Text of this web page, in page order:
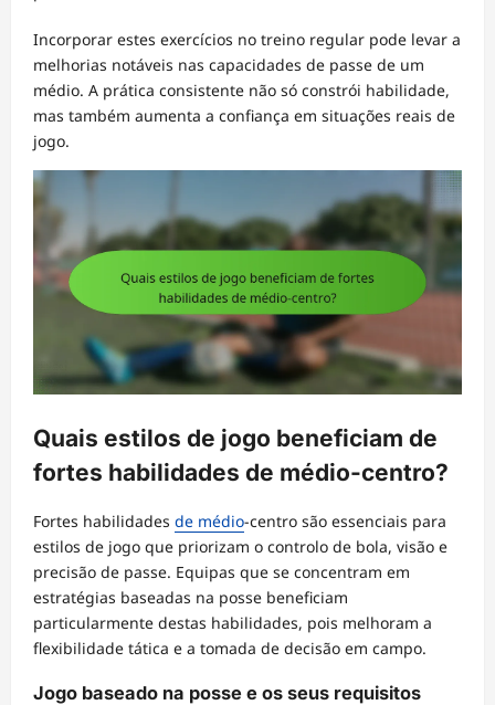
Incorporar estes exercícios no treino regular pode levar a
melhorias notáveis nas capacidades de passe de um
médio. A prática consistente não só constrói habilidade,
mas também aumenta a confiança em situações reais de
jogo.
Quais estilos de jogo beneficiam de
fortes habilidades de médio-centro?
Fortes habilidades de médio-centro são essenciais para
estilos de jogo que priorizam o controlo de bola, visão e
precisão de passe. Equipas que se concentram em
estratégias baseadas na posse beneficiam
particularmente destas habilidades, pois melhoram a
flexibilidade tática e a tomada de decisão em campo.
Jogo baseado na posse e os seus requisitos